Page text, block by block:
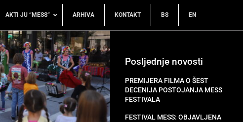
AKTI JU “MESS” ARHIVA KONTAKT BS EN
Posljednje novosti
PREMIJERA FILMA O ŠEST
DECENIJA POSTOJANJA MESS
FESTIVALA
FESTIVAL MESS: OBJAVLJENA